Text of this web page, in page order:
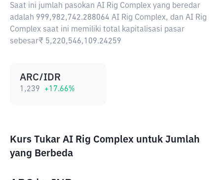
Saat ini jumlah pasokan AI Rig Complex yang beredar
adalah 999,982,742.288064 AI Rig Complex, dan AI Rig
Complex saat ini memiliki total kapitalisasi pasar
sebesar₹ 5,220,546,109.24259
ARC/IDR
1,239 +17.66%
Kurs Tukar AI Rig Complex untuk Jumlah
yang Berbeda